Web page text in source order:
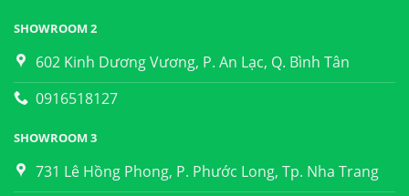
SHOWROOM 2
602 Kinh Dương Vương, P. An Lạc, Q. Bình Tân
0916518127
SHOWROOM 3
731 Lê Hồng Phong, P. Phước Long, Tp. Nha Trang